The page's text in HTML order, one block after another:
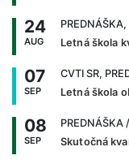
24
AUG
Letná škola
07
SEP
CVTI SR,
Letná škola
08
SEP
PREDNÁŠKA
Skutočná